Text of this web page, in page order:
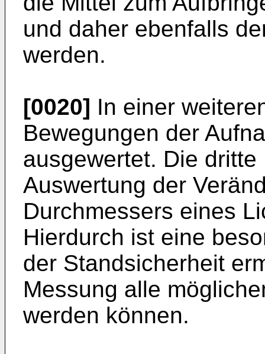
und daher ebenfalls
werden.
[0020] In einer
Bewegungen der
ausgewertet. Die
Auswertung der
Durchmessers eines
Hierdurch ist eine
der Standsicherheit
Messung alle
werden können.